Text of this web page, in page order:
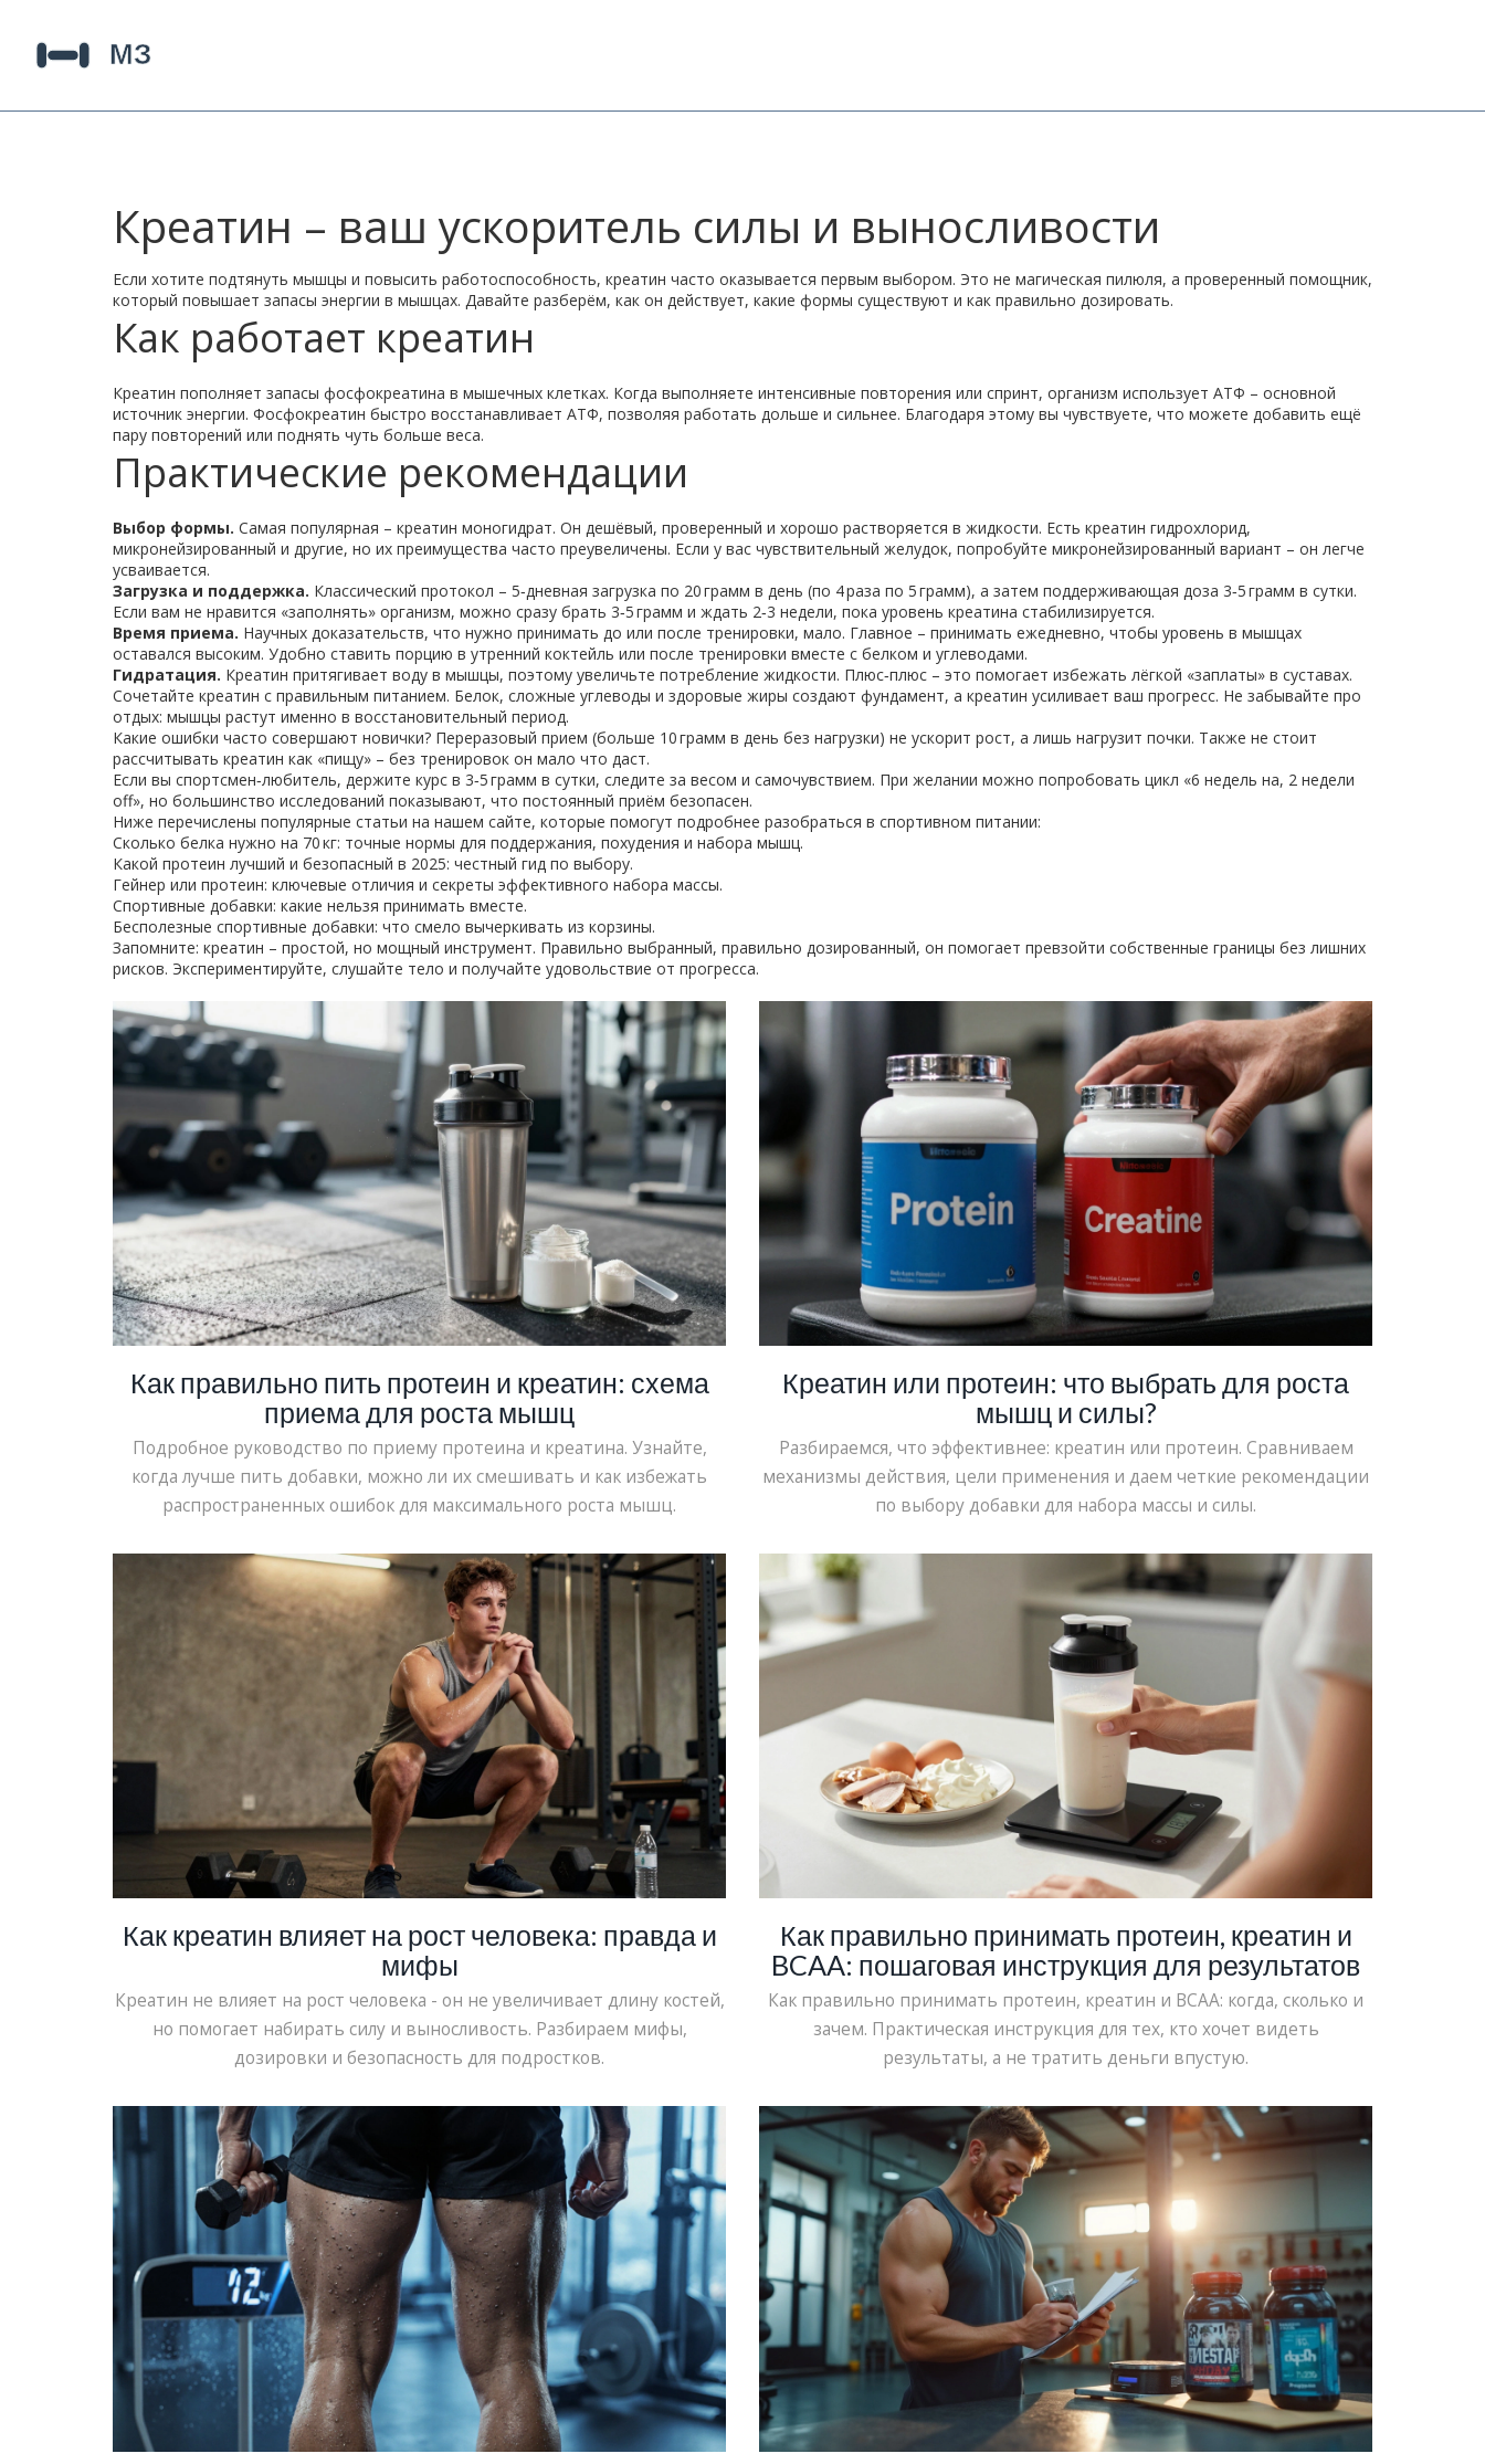
Креатин – ваш ускоритель силы и выносливости
Если хотите подтянуть мышцы и повысить работоспособность, креатин часто оказывается первым выбором. Это не магическая пилюля, а проверенный помощник,
который повышает запасы энергии в мышцах. Давайте разберём, как он действует, какие формы существуют и как правильно дозировать.
Как работает креатин
Креатин пополняет запасы фосфокреатина в мышечных клетках. Когда выполняете интенсивные повторения или спринт, организм использует АТФ – основной
источник энергии. Фосфокреатин быстро восстанавливает АТФ, позволяя работать дольше и сильнее. Благодаря этому вы чувствуете, что можете добавить ещё
пару повторений или поднять чуть больше веса.
Практические рекомендации
Выбор формы. Самая популярная – креатин моногидрат. Он дешёвый, проверенный и хорошо растворяется в жидкости. Есть креатин гидрохлорид,
микронейзированный и другие, но их преимущества часто преувеличены. Если у вас чувствительный желудок, попробуйте микронейзированный вариант – он легче
усваивается.
Загрузка и поддержка. Классический протокол – 5‑дневная загрузка по 20 грамм в день (по 4 раза по 5 грамм), а затем поддерживающая доза 3‑5 грамм в сутки.
Если вам не нравится «заполнять» организм, можно сразу брать 3‑5 грамм и ждать 2‑3 недели, пока уровень креатина стабилизируется.
Время приема. Научных доказательств, что нужно принимать до или после тренировки, мало. Главное – принимать ежедневно, чтобы уровень в мышцах
оставался высоким. Удобно ставить порцию в утренний коктейль или после тренировки вместе с белком и углеводами.
Гидратация. Креатин притягивает воду в мышцы, поэтому увеличьте потребление жидкости. Плюс‑плюс – это помогает избежать лёгкой «заплаты» в суставах.
Сочетайте креатин с правильным питанием. Белок, сложные углеводы и здоровые жиры создают фундамент, а креатин усиливает ваш прогресс. Не забывайте про
отдых: мышцы растут именно в восстановительный период.
Какие ошибки часто совершают новички? Переразовый прием (больше 10 грамм в день без нагрузки) не ускорит рост, а лишь нагрузит почки. Также не стоит
рассчитывать креатин как «пищу» – без тренировок он мало что даст.
Если вы спортсмен‑любитель, держите курс в 3‑5 грамм в сутки, следите за весом и самочувствием. При желании можно попробовать цикл «6 недель на, 2 недели
off», но большинство исследований показывают, что постоянный приём безопасен.
Ниже перечислены популярные статьи на нашем сайте, которые помогут подробнее разобраться в спортивном питании:
Сколько белка нужно на 70 кг: точные нормы для поддержания, похудения и набора мышц.
Какой протеин лучший и безопасный в 2025: честный гид по выбору.
Гейнер или протеин: ключевые отличия и секреты эффективного набора массы.
Спортивные добавки: какие нельзя принимать вместе.
Бесполезные спортивные добавки: что смело вычеркивать из корзины.
Запомните: креатин – простой, но мощный инструмент. Правильно выбранный, правильно дозированный, он помогает превзойти собственные границы без лишних
рисков. Экспериментируйте, слушайте тело и получайте удовольствие от прогресса.
Как правильно пить протеин и креатин: схема
приема для роста мышц
Подробное руководство по приему протеина и креатина. Узнайте,
когда лучше пить добавки, можно ли их смешивать и как избежать
распространенных ошибок для максимального роста мышц.
Креатин или протеин: что выбрать для роста
мышц и силы?
Разбираемся, что эффективнее: креатин или протеин. Сравниваем
механизмы действия, цели применения и даем четкие рекомендации
по выбору добавки для набора массы и силы.
Как креатин влияет на рост человека: правда и
мифы
Креатин не влияет на рост человека - он не увеличивает длину костей,
но помогает набирать силу и выносливость. Разбираем мифы,
дозировки и безопасность для подростков.
Как правильно принимать протеин, креатин и
BCAA: пошаговая инструкция для результатов
Как правильно принимать протеин, креатин и BCAA: когда, сколько и
зачем. Практическая инструкция для тех, кто хочет видеть
результаты, а не тратить деньги впустую.